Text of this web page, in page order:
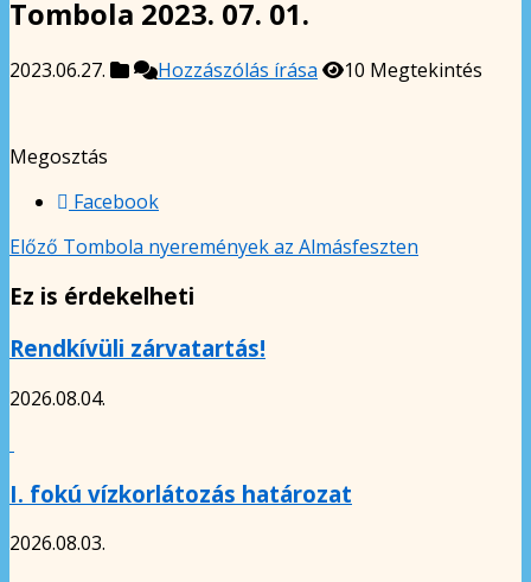
Tombola 2023. 07. 01.
2023.06.27. Hozzászólás írása 10 Megtekintés
Megosztás
Facebook
Előző Tombola nyeremények az Almásfeszten
Ez is érdekelheti
Rendkívüli zárvatartás!
2026.08.04.
I. fokú vízkorlátozás határozat
2026.08.03.